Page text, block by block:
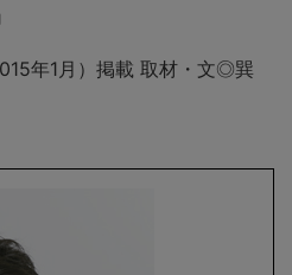
年1月）掲載 取材・文◎巽